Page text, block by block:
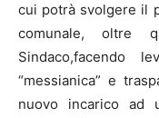
cui potrà svolgere il
comunale, oltre
Sindaco,facendo
“messianica” e
nuovo incarico ad